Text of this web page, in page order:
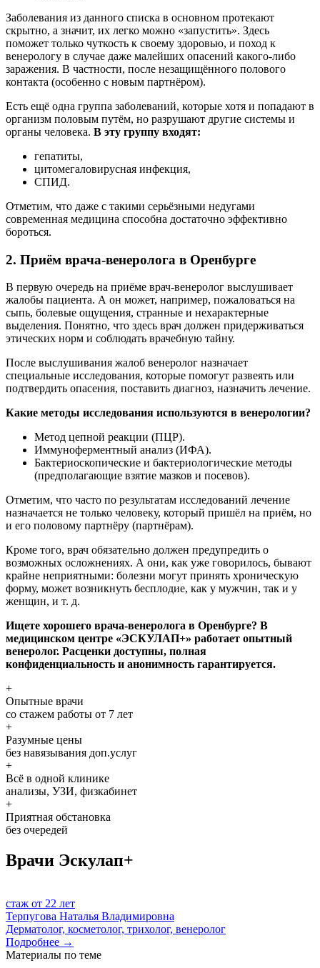
Заболевания из данного списка в основном протекают
скрытно, а значит, их легко можно «запустить». Здесь
поможет только чуткость к своему здоровью, и поход к
венерологу в случае даже малейших опасений какого-либо
заражения. В частности, после незащищённого полового
контакта (особенно с новым партнёром).
Есть ещё одна группа заболеваний, которые хотя и попадают в
организм половым путём, но разрушают другие системы и
органы человека. В эту группу входят:
гепатиты,
цитомегаловирусная инфекция,
СПИД.
Отметим, что даже с такими серьёзными недугами
современная медицина способна достаточно эффективно
бороться.
2. Приём врача-венеролога в Оренбурге
В первую очередь на приёме врач-венеролог выслушивает
жалобы пациента. А он может, например, пожаловаться на
сыпь, болевые ощущения, странные и нехарактерные
выделения. Понятно, что здесь врач должен придерживаться
этических норм и соблюдать врачебную тайну.
После выслушивания жалоб венеролог назначает
специальные исследования, которые помогут развеять или
подтвердить опасения, поставить диагноз, назначить лечение.
Какие методы исследования используются в венерологии?
Метод цепной реакции (ПЦР).
Иммуноферментный анализ (ИФА).
Бактериоскопические и бактериологические методы
(предполагающие взятие мазков и посевов).
Отметим, что часто по результатам исследований лечение
назначается не только человеку, который пришёл на приём, но
и его половому партнёру (партнёрам).
Кроме того, врач обязательно должен предупредить о
возможных осложнениях. А они, как уже говорилось, бывают
крайне неприятными: болезни могут принять хроническую
форму, может возникнуть бесплодие, как у мужчин, так и у
женщин, и т. д.
Ищете хорошего врача-венеролога в Оренбурге? В
медицинском центре «ЭСКУЛАП+» работает опытный
венеролог. Расценки доступны, полная
конфиденциальность и анонимность гарантируется.
+
Опытные врачи
со стажем работы от 7 лет
+
Разумные цены
без навязывания доп.услуг
+
Всё в одной клинике
анализы, УЗИ, физкабинет
+
Приятная обстановка
без очередей
Врачи Эскулап+
стаж от 22 лет
Терпугова Наталья Владимировна
Дерматолог, косметолог, трихолог, венеролог
Подробнее →
Материалы по теме